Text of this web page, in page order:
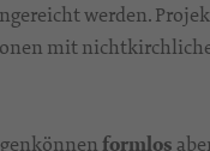
werden.
mit
formlos